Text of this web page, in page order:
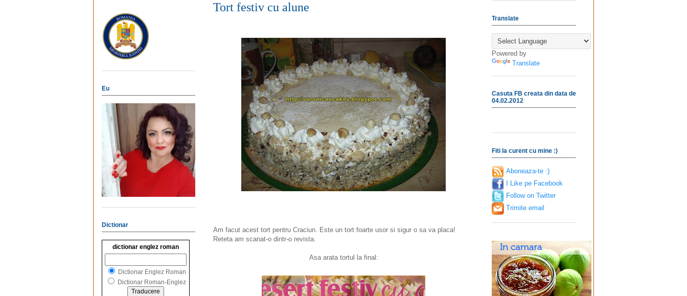
Tort festiv cu alune
Am facut acest tort pentru Craciun. Este un tort foarte usor si sigur o sa va placa!
Reteta am scanat-o dintr-o revista.
Asa arata tortul la final:
Eu
Dictionar
dictionar englez roman
Dictionar Englez Roman
Dictionar Roman-Englez
Translate
Powered by
Translate
Casuta FB creata din data de
04.02.2012
Fiti la curent cu mine :)
Aboneaza-te :)
I Like pe Facebook
Follow on Twitter
Trimite email